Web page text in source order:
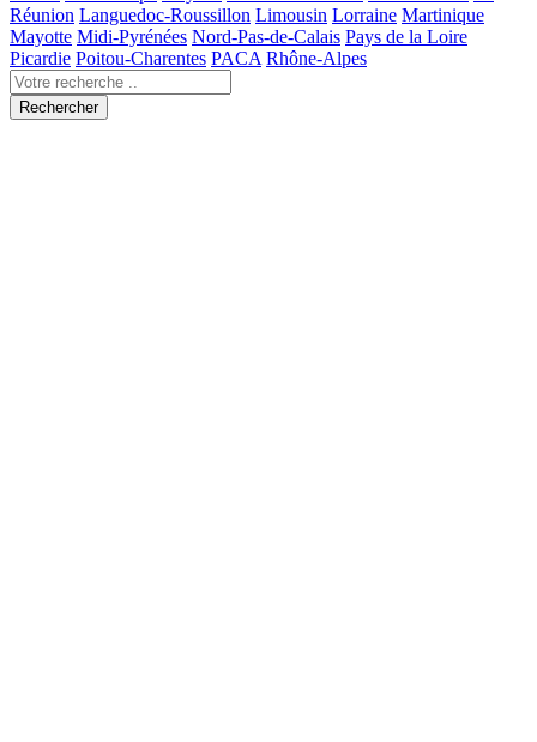
Réunion Languedoc-Roussillon Limousin Lorraine Martinique
Mayotte Midi-Pyrénées Nord-Pas-de-Calais Pays de la Loire
Picardie Poitou-Charentes PACA Rhône-Alpes
Rechercher